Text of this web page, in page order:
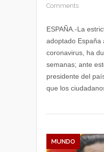
Comments
ESPAÑA.-La
adoptado España
coronavirus, ha
semanas; ante
presidente del
que los
MUNDO